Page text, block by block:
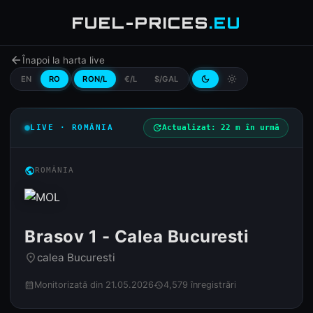
FUEL-PRICES.EU
arrow_backÎnapoi la harta live
EN RO RON/L €/L $/GAL dark_mode light_mode
LIVE · ROMÂNIA updateActualizat: 22 m în urmă
publicROMÂNIA
Brasov 1 - Calea Bucuresti
place calea Bucuresti
calendar_month Monitorizată din 21.05.2026history4,579 înregistrări